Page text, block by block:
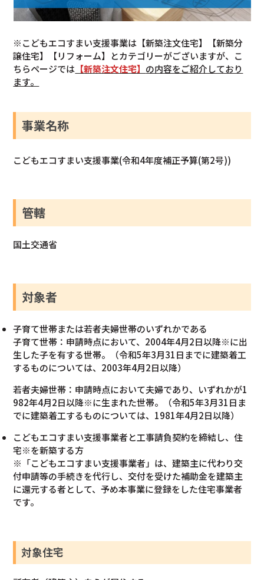
※こどもエコすまい支援事業は【新築注文住宅】【新築分
譲住宅】【リフォーム】とカテゴリーがございますが、こ
ちらページでは 【新築注文住宅】 の内容をご紹介しており
ます。
事業名称
こどもエコすまい支援事業(令和4年度補正予算(第2号))
管轄
国土交通省
対象者
子育て世帯または若者夫婦世帯のいずれかである
子育て世帯：申請時点において、2004年4月2日以降※に出
生した子を有する世帯。（令和5年3月31日までに建築着工​
するものについては、2003年4月2日以降）
若者夫婦世帯：申請時点において夫婦であり、いずれかが1
982年4月2日以降※に生まれた世帯。（令和5年3月31日ま
でに建築着工​するものについては、1981年4月2日以降）
こどもエコすまい支援事業者と工事請負契約を締結し、住
宅※を新築する方
※「こどもエコすまい支援事業者」は、建築主​に代わり交
付申請等の手続きを代行し、交付を受けた補助金を建築主​​
に還元する者として、予め本事業に登録をした住宅事業者
です。
対象住宅